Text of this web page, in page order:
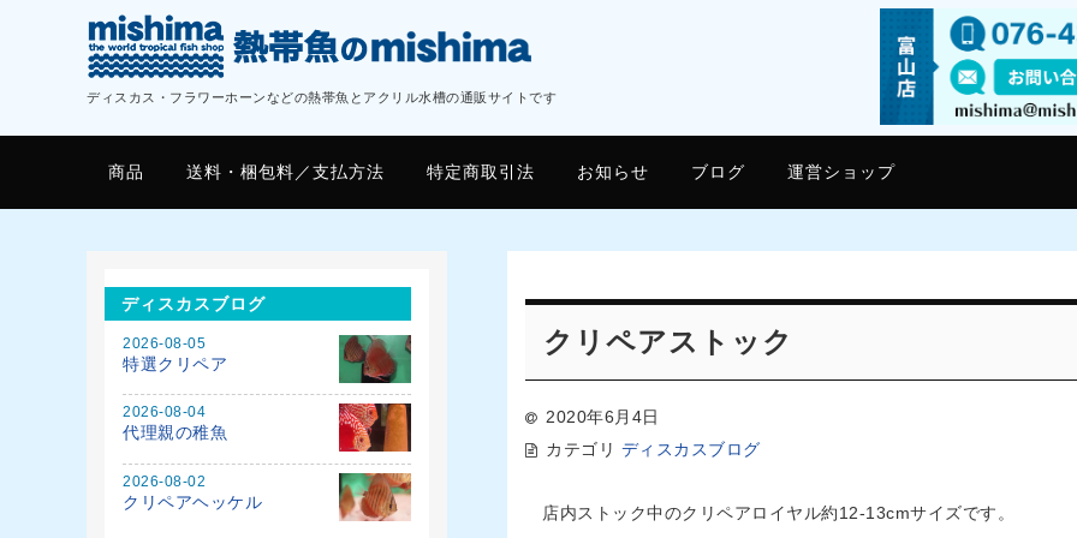
ディスカス・フラワーホーンなどの熱帯魚とアクリル水槽の通販サイトです
商品 送料・梱包料／支払方法 特定商取引法 お知らせ ブログ 運営ショップ
クリペアストック
2020年6月4日
カテゴリ ディスカスブログ
店内ストック中のクリペアロイヤル約12-13cmサイズです。
ディスカスブログ
2026-08-05
特選クリペア
2026-08-04
代理親の稚魚
2026-08-02
クリペアヘッケル